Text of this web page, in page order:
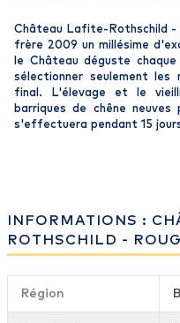
Château Lafite-Rothschild -
frère 2009 un millésime
le Château déguste
sélectionner seulement les
final. L'élevage et le
barriques de chêne
s'effectuera pendant 15
INFORMATIONS :
ROTHSCHILD -
Région